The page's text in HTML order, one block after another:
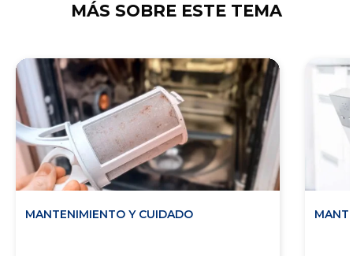
MÁS SOBRE ESTE TEMA
MANTENIMIENTO Y CUIDADO